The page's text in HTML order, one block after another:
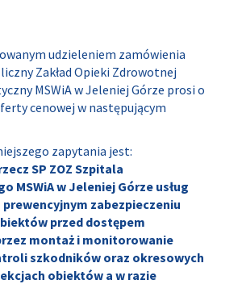
udzieleniem zamówienia
Zakład Opieki Zdrowotnej
MSWiA w Jeleniej Górze prosi o
cenowej w następującym
zapytania jest:
SP ZOZ Szpitala
MSWiA w Jeleniej Górze usług
zabezpieczeniu
przed dostępem
montaż i monitorowanie
szkodników oraz okresowych
obiektów a w razie